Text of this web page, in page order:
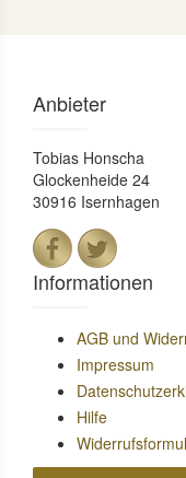
Anbieter
Tobias Honscha
Glockenheide 24
30916 Isernhagen
Informationen
AGB und
Impressum
Hilfe